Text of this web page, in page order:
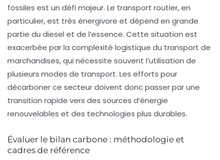
fossiles est un défi majeur. Le transport routier, en
particulier, est très énergivore et dépend en grande
partie du diesel et de l’essence. Cette situation est
exacerbée par la complexité logistique du transport de
marchandises, qui nécessite souvent l’utilisation de
plusieurs modes de transport. Les efforts pour
décarbonerce secteur doivent donc passer par une
transition rapide vers des sources d’énergie
renouvelables et des technologies plus durables.
Évaluer le bilan carbone : méthodologie et
cadres de référence